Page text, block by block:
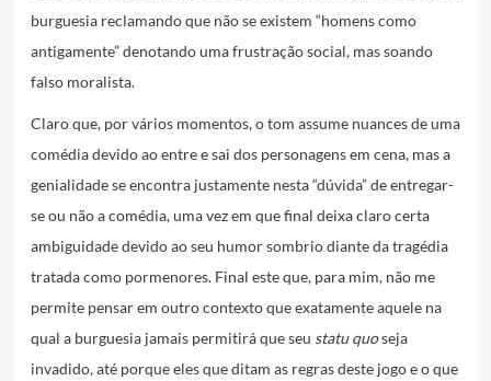
burguesia reclamando que não se existem “homens como
antigamente” denotando uma frustração social, mas soando
falso moralista.
Claro que, por vários momentos, o tom assume nuances de uma
comédia devido ao entre e sai dos personagens em cena, mas a
genialidade se encontra justamente nesta “dúvida” de entregar-
se ou não a comédia, uma vez em que final deixa claro certa
ambiguidade devido ao seu humor sombrio diante da tragédia
tratada como pormenores. Final este que, para mim, não me
permite pensar em outro contexto que exatamente aquele na
qual a burguesia jamais permitirá que seu statu quoseja
invadido, até porque eles que ditam as regras deste jogo e o que